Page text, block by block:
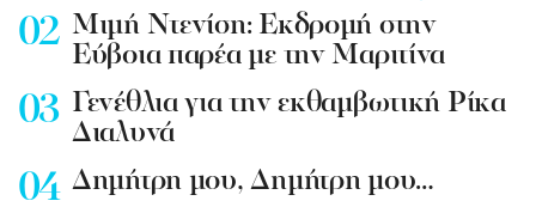
Mιμή Ντενίση: Εκδρομή στην
Εύβοια παρέα με την Μαριτίνα
Γενέθλια για την εκθαμβωτική Ρίκα
Διαλυνά
Δημήτρη μου, Δημήτρη μου…